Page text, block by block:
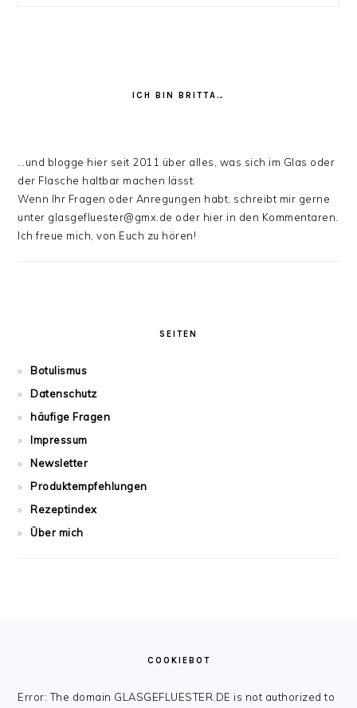
ICH BIN BRITTA…
…und blogge hier seit 2011 über alles, was sich im Glas oder
der Flasche haltbar machen lässt.
Wenn Ihr Fragen oder Anregungen habt, schreibt mir gerne
unter glasgefluester@gmx.de oder hier in den Kommentaren.
Ich freue mich, von Euch zu hören!
SEITEN
Botulismus
Datenschutz
häufige Fragen
Impressum
Newsletter
Produktempfehlungen
Rezeptindex
Über mich
COOKIEBOT
Error: The domain GLASGEFLUESTER.DE is not authorized to